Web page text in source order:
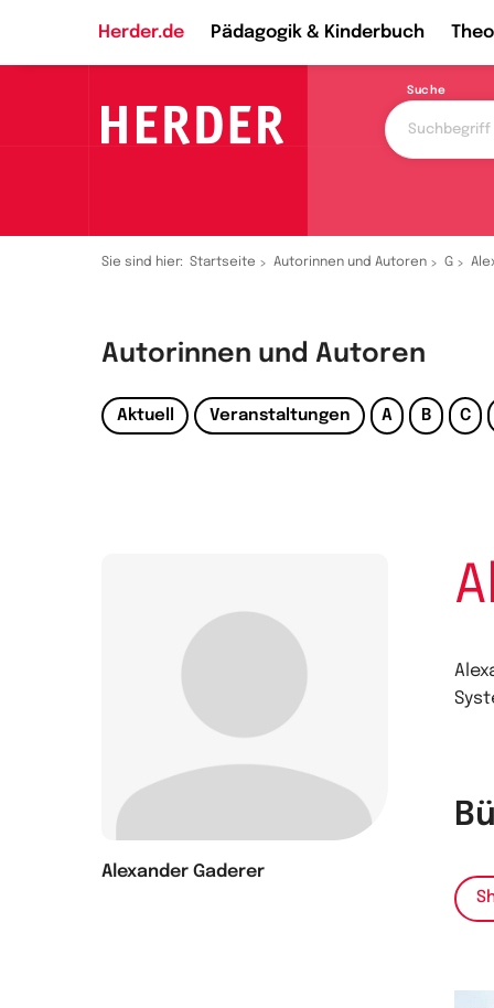
Herder.de Pädagogik & Kinderbuch
Suche
Sie sind hier: Startseite Autorinnen und Autoren G
Autorinnen und Autoren
Aktuell Veranstaltungen A B C
Alexander Gaderer